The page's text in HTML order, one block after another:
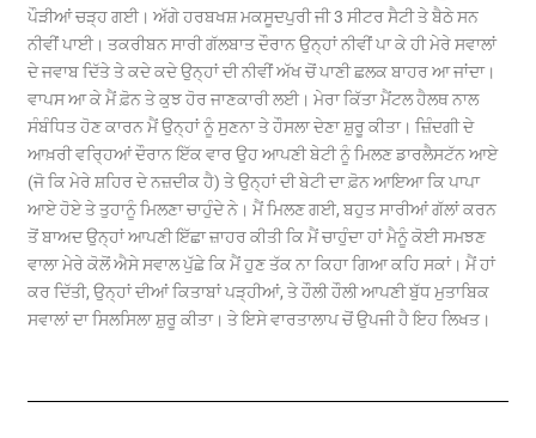
ਪੌੜੀਆਂ ਚੜ੍ਹ ਗਈ। ਅੱਗੇ ਹਰਬਖਸ਼ ਮਕਸੂਦਪੁਰੀ ਜੀ 3 ਸੀਟਰ ਸੈਟੀ ਤੇ ਬੈਠੇ ਸਨ
ਨੀਵੀਂ ਪਾਈ। ਤਕਰੀਬਨ ਸਾਰੀ ਗੱਲਬਾਤ ਦੌਰਾਨ ਉਨ੍ਹਾਂ ਨੀਵੀਂ ਪਾ ਕੇ ਹੀ ਮੇਰੇ ਸਵਾਲਾਂ
ਦੇ ਜਵਾਬ ਦਿੱਤੇ ਤੇ ਕਦੇ ਕਦੇ ਉਨ੍ਹਾਂ ਦੀ ਨੀਵੀਂ ਅੱਖ ਚੋਂ ਪਾਣੀ ਛਲਕ ਬਾਹਰ ਆ ਜਾਂਦਾ।
ਵਾਪਸ ਆ ਕੇ ਮੈਂ ਫ਼ੋਨ ਤੇ ਕੁਝ ਹੋਰ ਜਾਣਕਾਰੀ ਲਈ। ਮੇਰਾ ਕਿੱਤਾ ਮੈਂਟਲ ਹੈਲਥ ਨਾਲ
ਸੰਬੰਧਿਤ ਹੋਣ ਕਾਰਨ ਮੈਂ ਉਨ੍ਹਾਂ ਨੂੰ ਸੁਣਨਾ ਤੇ ਹੌਸਲਾ ਦੇਣਾ ਸ਼ੁਰੂ ਕੀਤਾ। ਜ਼ਿੰਦਗੀ ਦੇ
ਆਖ਼ਰੀ ਵਰ੍ਹਿਆਂ ਦੌਰਾਨ ਇੱਕ ਵਾਰ ਉਹ ਆਪਣੀ ਬੇਟੀ ਨੂੰ ਮਿਲਣ ਡਾਰਲੈਸਟੱਨ ਆਏ
(ਜੋ ਕਿ ਮੇਰੇ ਸ਼ਹਿਰ ਦੇ ਨਜ਼ਦੀਕ ਹੈ) ਤੇ ਉਨ੍ਹਾਂ ਦੀ ਬੇਟੀ ਦਾ ਫ਼ੋਨ ਆਇਆ ਕਿ ਪਾਪਾ
ਆਏ ਹੋਏ ਤੇ ਤੁਹਾਨੂੰ ਮਿਲਣਾ ਚਾਹੁੰਦੇ ਨੇ। ਮੈਂ ਮਿਲਣ ਗਈ, ਬਹੁਤ ਸਾਰੀਆਂ ਗੱਲਾਂ ਕਰਨ
ਤੋਂ ਬਾਅਦ ਉਨ੍ਹਾਂ ਆਪਣੀ ਇੱਛਾ ਜ਼ਾਹਰ ਕੀਤੀ ਕਿ ਮੈਂ ਚਾਹੁੰਦਾ ਹਾਂ ਮੈਨੂੰ ਕੋਈ ਸਮਝਣ
ਵਾਲਾ ਮੇਰੇ ਕੋਲੋਂ ਐਸੇ ਸਵਾਲ ਪੁੱਛੇ ਕਿ ਮੈਂ ਹੁਣ ਤੱਕ ਨਾ ਕਿਹਾ ਗਿਆ ਕਹਿ ਸਕਾਂ। ਮੈਂ ਹਾਂ
ਕਰ ਦਿੱਤੀ, ਉਨ੍ਹਾਂ ਦੀਆਂ ਕਿਤਾਬਾਂ ਪੜ੍ਹੀਆਂ, ਤੇ ਹੌਲੀ ਹੌਲੀ ਆਪਣੀ ਬੁੱਧ ਮੁਤਾਬਿਕ
ਸਵਾਲਾਂ ਦਾ ਸਿਲਸਿਲਾ ਸ਼ੁਰੂ ਕੀਤਾ। ਤੇ ਇਸੇ ਵਾਰਤਾਲਾਪ ਚੋਂ ਉਪਜੀ ਹੈ ਇਹ ਲਿਖਤ।